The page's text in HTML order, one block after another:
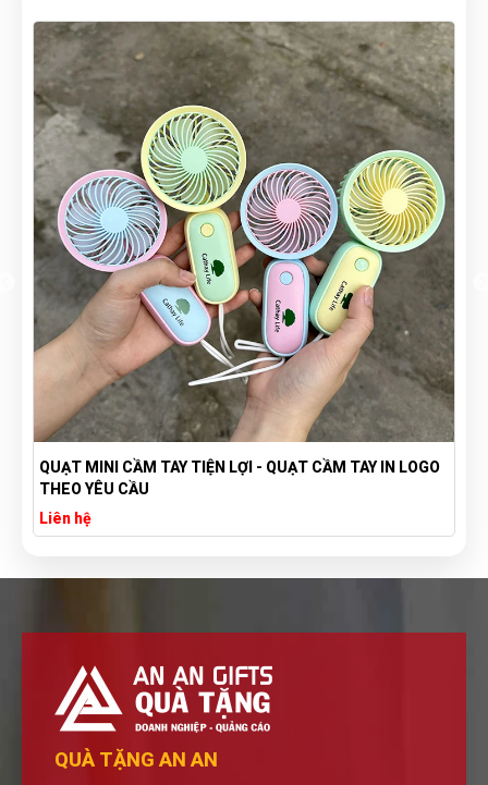
QUẠT MINI CẦM TAY TIỆN LỢI - QUẠT CẦM TAY IN LOGO
THEO YÊU CẦU
Liên hệ
QUÀ TẶNG AN AN